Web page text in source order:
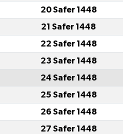
20 Safer 1448
21 Safer 1448
22 Safer 1448
23 Safer 1448
24 Safer 1448
25 Safer 1448
26 Safer 1448
27 Safer 1448